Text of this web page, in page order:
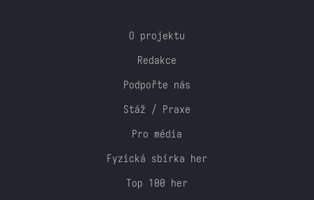
O projektu
Redakce
Podpořte nás
Stáž / Praxe
Pro média
Fyzická sbírka her
Top 100 her